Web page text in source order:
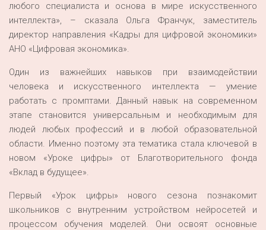
любого специалиста и основа в мире искусственного
интеллекта», – сказала Ольга Франчук, заместитель
директор направления «Кадры для цифровой экономики»
АНО «Цифровая экономика».
Один из важнейших навыков при взаимодействии
человека и искусственного интеллекта — умение
работать с промптами. Данный навык на современном
этапе становится универсальным и необходимым для
людей любых профессий и в любой образовательной
области. Именно поэтому эта тематика стала ключевой в
новом «Уроке цифры» от Благотворительного фонда
«Вклад в будущее».
Первый «Урок цифры» нового сезона познакомит
школьников с внутренним устройством нейросетей и
процессом обучения моделей. Они освоят основные